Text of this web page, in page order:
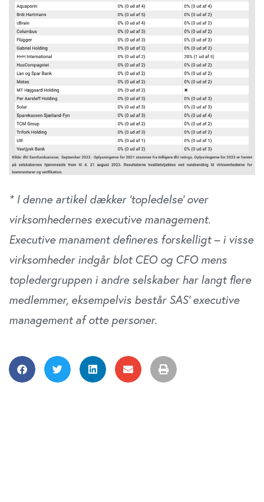
* I denne artikel dækker ’topledelse’ over
virksomhedernes executive management.
Executive manament defineres forskelligt – i visse
virksomheder indgår blot CEO og CFO mens
topledergruppen i andre selskaber har langt flere
medlemmer, eksempelvis består SAS’ executive
management af otte personer.